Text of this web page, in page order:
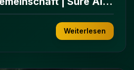
Weiterlesen